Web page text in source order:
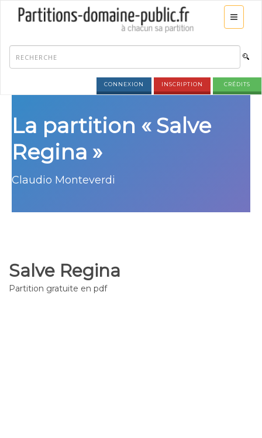
CONNEXION INSCRIPTION CRÉDITS
La partition « Salve
Regina »
Claudio Monteverdi
Salve Regina
Partition gratuite en pdf